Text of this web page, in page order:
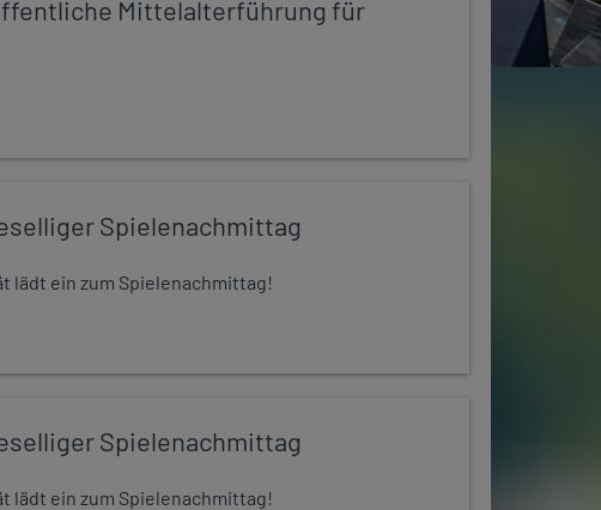
Mittelalterführung für
Spielenachmittag
lädt ein zum Spielenachmittag!
Spielenachmittag
lädt ein zum Spielenachmittag!